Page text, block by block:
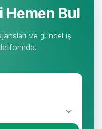
Hemen Bul
ve güncel iş